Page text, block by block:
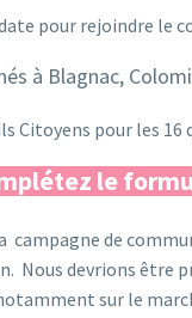
pour rejoindre le
à Blagnac,
Citoyens pour les
le
campagne de
Nous devrions être
sur le